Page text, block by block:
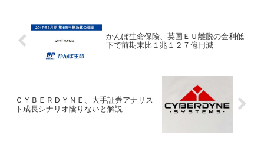
かんぽ生命保険、英国ＥＵ離脱の金利低
下で前期末比１兆１２７億円減
ＣＹＢＥＲＤＹＮＥ、大手証券アナリス
ト成長シナリオ陰りないと解説